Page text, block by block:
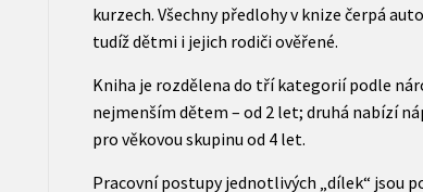
kurzech. Všechny předlohy v knize čerpá
tudíž dětmi i jejich rodiči ověřené.
Kniha je rozdělena do tří kategorií podle
nejmenším dětem – od 2 let; druhá nabízí
pro věkovou skupinu od 4 let.
Pracovní postupy jednotlivých „dílek“ jsou